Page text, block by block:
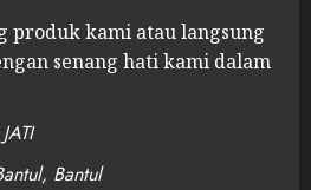
produk kami atau langsung
senang hati kami dalam
Bantul